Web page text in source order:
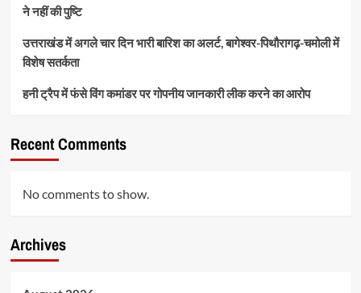
ने नहीं की पुष्टि
उत्तराखंड में अगले चार दिन भारी बारिश का अलर्ट, बागेश्वर-पिथौरागढ़-चमोली में
विशेष सतर्कता
हनी ट्रैप में फंसे विंग कमांडर पर गोपनीय जानकारी लीक करने का आरोप
Recent Comments
No comments to show.
Archives